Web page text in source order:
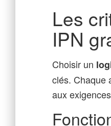
Les
IPN
Choisir un
clés. Chaque
aux